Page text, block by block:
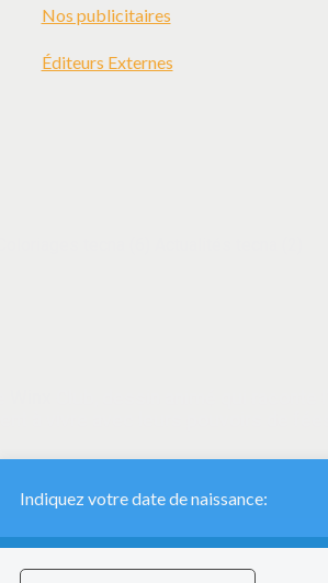
tecna (6)
à vivre avec leurs pouvoirs de fées.